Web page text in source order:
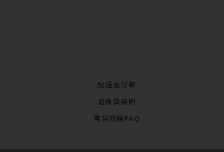
配送及付款
退換貨規則
常見問題FAQ